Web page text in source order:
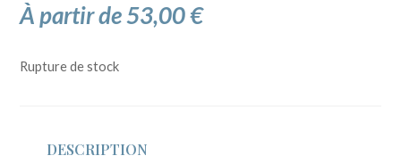
À partir de53,00€
Rupture de stock
DESCRIPTION